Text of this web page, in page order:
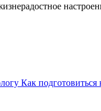
Как подготовиться